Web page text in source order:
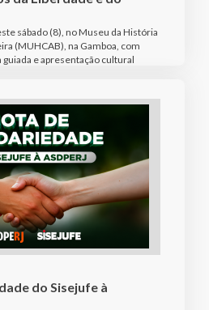
sábado (8), no Museu da História
(MUHCAB), na Gamboa, com
e apresentação cultural
do Sisejufe à